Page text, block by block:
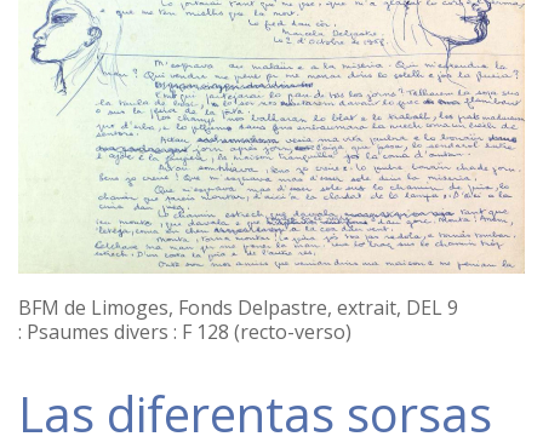
BFM de Limoges, Fonds Delpastre, extrait, DEL 9
: Psaumes divers : F 128 (recto-verso)
Las diferentas sorsas